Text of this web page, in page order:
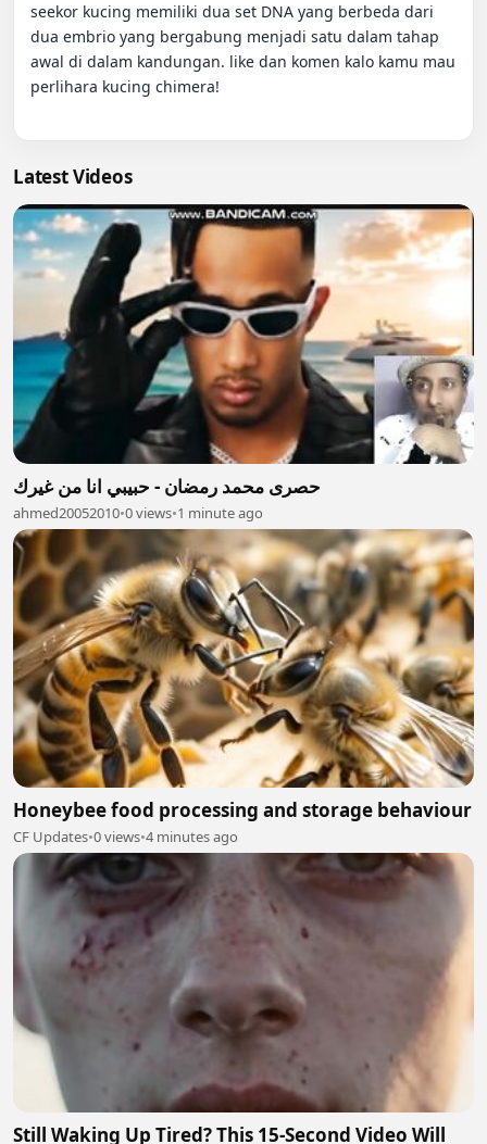
seekor kucing memiliki dua set DNA yang berbeda dari
dua embrio yang bergabung menjadi satu dalam tahap
awal di dalam kandungan. like dan komen kalo kamu mau
perlihara kucing chimera!
Latest Videos
حصرى محمد رمضان - حبيبي انا من غيرك
ahmed20052010•0 views•1 minute ago
Honeybee food processing and storage behaviour
CF Updates•0 views•4 minutes ago
Still Waking Up Tired? This 15-Second Video Will